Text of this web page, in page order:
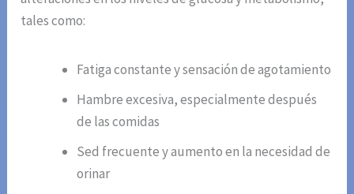
tales como:
Fatiga constante y sensación de agotamiento
Hambre excesiva, especialmente después
de las comidas
Sed frecuente y aumento en la necesidad de
orinar